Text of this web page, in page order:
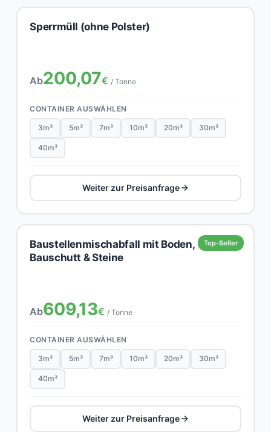
Sperrmüll (ohne Polster)
Ab200,07€ / Tonne
CONTAINER AUSWÄHLEN
3m³ 5m³ 7m³ 10m³ 20m³ 30m³
40m³
Weiter zur Preisanfrage
Top-Seller
Baustellenmischabfall mit Boden,
Bauschutt & Steine
Ab609,13€ / Tonne
CONTAINER AUSWÄHLEN
3m³ 5m³ 7m³ 10m³ 20m³ 30m³
40m³
Weiter zur Preisanfrage